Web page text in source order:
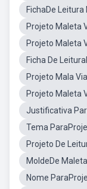
FichaDe
Projeto Maleta
Projeto Maleta
Ficha De
Projeto Mala
Projeto Maleta
Justificativa
Tema
Projeto De
MoldeDe
Nome